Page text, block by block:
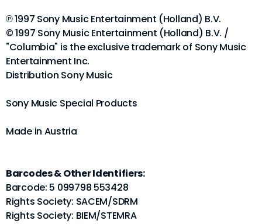
℗ 1997 Sony Music Entertainment (Holland) B.V.
© 1997 Sony Music Entertainment (Holland) B.V. /
"Columbia" is the exclusive trademark of Sony Music
Entertainment Inc.
Distribution Sony Music
Sony Music Special Products
Made in Austria
Barcodes & Other Identifiers:
Barcode: 5 099798 553428
Rights Society: SACEM/SDRM
Rights Society: BIEM/STEMRA